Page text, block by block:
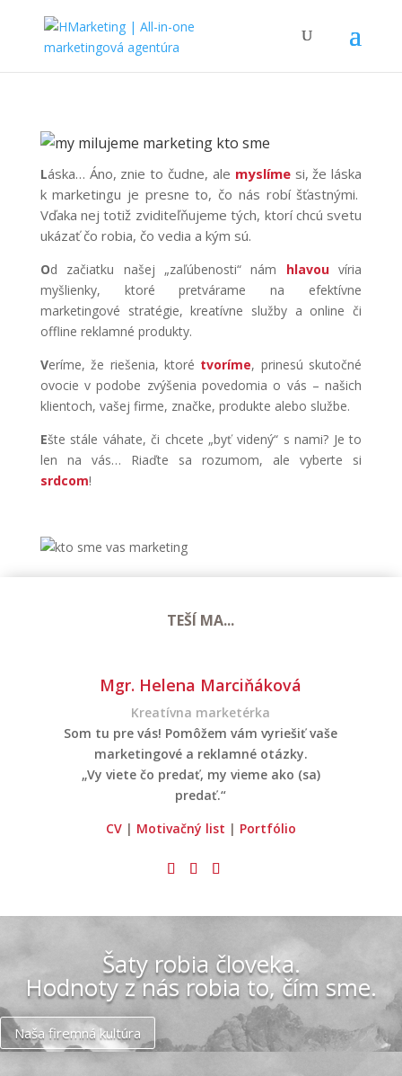
Láska… Áno, znie to čudne, ale myslímesi, že láska
k marketingu je presne to, čo nás robí šťastnými.
Vďaka nej totiž zviditeľňujeme tých, ktorí chcú svetu
ukázať čo robia, čo vedia a kým sú.
Od začiatku našej „zaľúbenosti“ nám hlavouvíria
myšlienky, ktoré pretvárame na efektívne
marketingové stratégie, kreatívne služby a online či
offline reklamné produkty.
Veríme, že riešenia, ktoré tvoríme, prinesú skutočné
ovocie v podobe zvýšenia povedomia o vás – našich
klientoch, vašej firme, značke, produkte alebo službe.
Ešte stále váhate, či chcete „byť videný“ s nami? Je to
len na vás… Riaďte sa rozumom, ale vyberte si
srdcom!
TEŠÍ MA...
Mgr. Helena Marciňáková
Kreatívna marketérka
Som tu pre vás! Pomôžem vám vyriešiť vaše
marketingové a reklamné otázky.
„Vy viete čo predať, my vieme ako (sa)
predať.“
CV | Motivačný list | Portfólio
Šaty robia človeka.
Hodnoty z nás robia to, čím sme.
Naša firemná kultúra